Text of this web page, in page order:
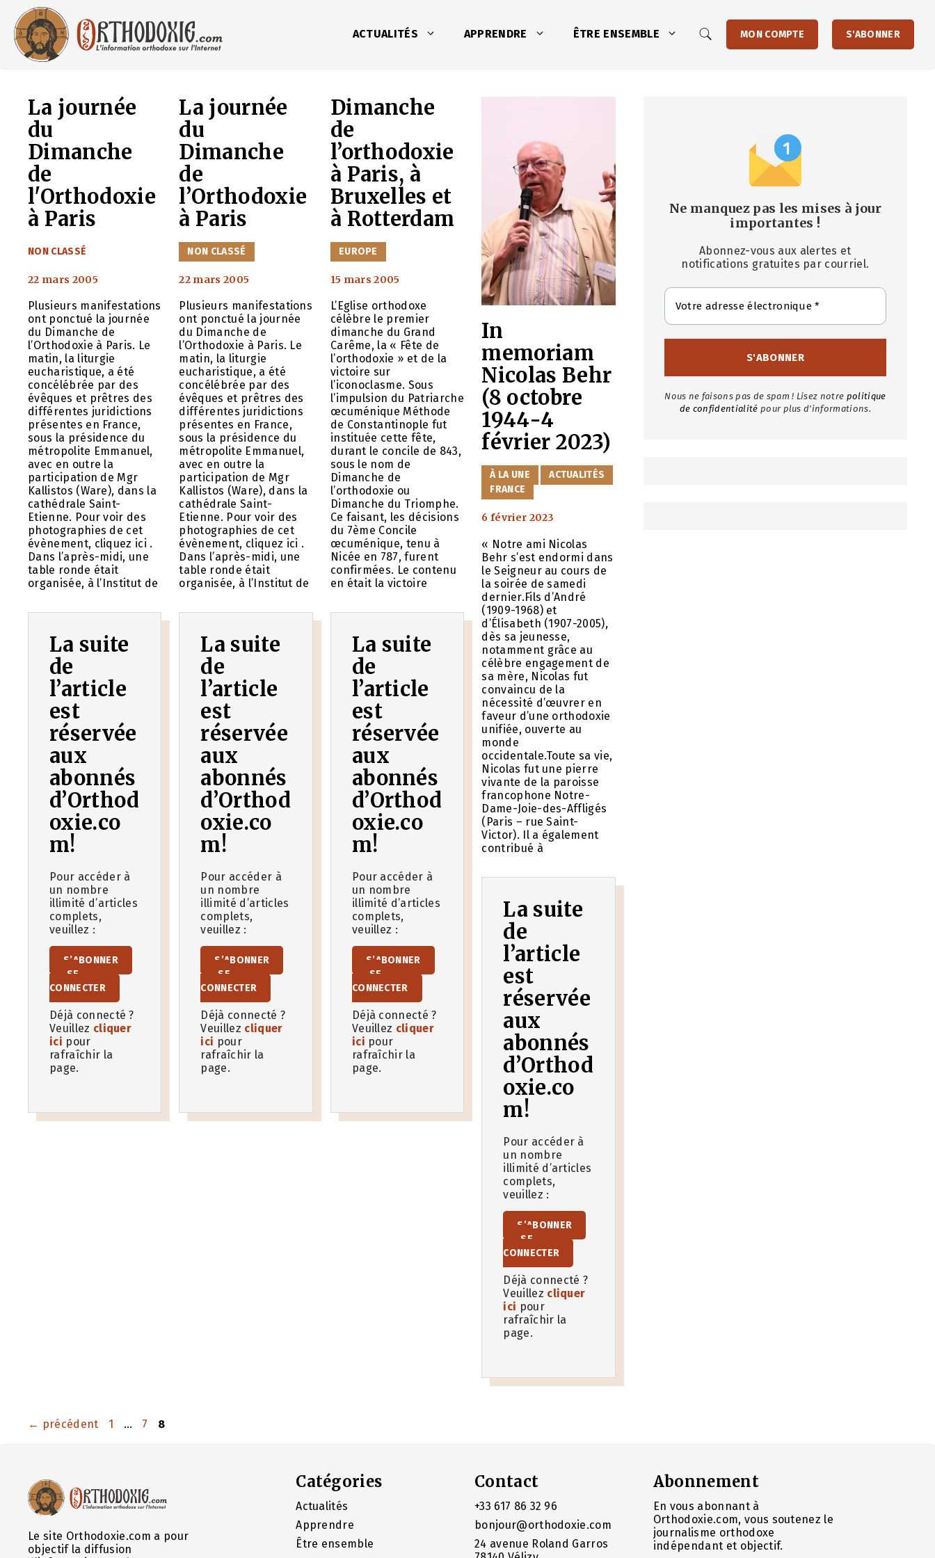
contenu
ACTUALITÉS APPRENDRE ÊTRE ENSEMBLE MON COMPTE S'ABONNER
La journée
du
Dimanche
de
l'Orthodoxie
à Paris
CATÉGORIES
NON CLASSÉ
22 mars 2005
Plusieurs manifestations
ont ponctué la journée
du Dimanche de
l’Orthodoxie à Paris. Le
matin, la liturgie
eucharistique, a été
concélébrée par des
évêques et prêtres des
différentes juridictions
présentes en France,
sous la présidence du
métropolite Emmanuel,
avec en outre la
participation de Mgr
Kallistos (Ware), dans la
cathédrale Saint-
Etienne. Pour voir des
photographies de cet
évènement, cliquez ici .
Dans l’après-midi, une
table ronde était
organisée, à l’Institut de
La suite
de
l’article
est
réservée
aux
abonnés
d’Orthod
oxie.co
m!
Pour accéder à
un nombre
illimité d’articles
complets,
veuillez :
S’ABONNER
SE
CONNECTER
Déjà connecté ?
Veuillez cliquer
ici pour
rafraîchir la
page.
La journée
du
Dimanche
de
l’Orthodoxie
à Paris
CATÉGORIES
NON CLASSÉ
22 mars 2005
Plusieurs manifestations
ont ponctué la journée
du Dimanche de
l’Orthodoxie à Paris. Le
matin, la liturgie
eucharistique, a été
concélébrée par des
évêques et prêtres des
différentes juridictions
présentes en France,
sous la présidence du
métropolite Emmanuel,
avec en outre la
participation de Mgr
Kallistos (Ware), dans la
cathédrale Saint-
Etienne. Pour voir des
photographies de cet
évènement, cliquez ici .
Dans l’après-midi, une
table ronde était
organisée, à l’Institut de
La suite
de
l’article
est
réservée
aux
abonnés
d’Orthod
oxie.co
m!
Pour accéder à
un nombre
illimité d’articles
complets,
veuillez :
S’ABONNER
SE
CONNECTER
Déjà connecté ?
Veuillez cliquer
ici pour
rafraîchir la
page.
Dimanche
de
l’orthodoxie
à Paris, à
Bruxelles et
à Rotterdam
CATÉGORIES
EUROPE
15 mars 2005
L’Eglise orthodoxe
célèbre le premier
dimanche du Grand
Carême, la « Fête de
l’orthodoxie » et de la
victoire sur
l’iconoclasme. Sous
l’impulsion du Patriarche
œcuménique Méthode
de Constantinople fut
instituée cette fête,
durant le concile de 843,
sous le nom de
Dimanche de
l’orthodoxie ou
Dimanche du Triomphe.
Ce faisant, les décisions
du 7ème Concile
œcuménique, tenu à
Nicée en 787, furent
confirmées. Le contenu
en était la victoire
La suite
de
l’article
est
réservée
aux
abonnés
d’Orthod
oxie.co
m!
Pour accéder à
un nombre
illimité d’articles
complets,
veuillez :
S’ABONNER
SE
CONNECTER
Déjà connecté ?
Veuillez cliquer
ici pour
rafraîchir la
page.
In
memoriam
Nicolas Behr
(8 octobre
1944-4
février 2023)
CATÉGORIES
À LA UNE
ACTUALITÉS
FRANCE
6 février 2023
« Notre ami Nicolas
Behr s’est endormi dans
le Seigneur au cours de
la soirée de samedi
dernier.Fils d’André
(1909-1968) et
d’Élisabeth (1907-2005),
dès sa jeunesse,
notamment grâce au
célèbre engagement de
sa mère, Nicolas fut
convaincu de la
nécessité d’œuvrer en
faveur d’une orthodoxie
unifiée, ouverte au
monde
occidentale.Toute sa vie,
Nicolas fut une pierre
vivante de la paroisse
francophone Notre-
Dame-Joie-des-Affligés
(Paris – rue Saint-
Victor). Il a également
contribué à
La suite
de
l’article
est
réservée
aux
abonnés
d’Orthod
oxie.co
m!
Pour accéder à
un nombre
illimité d’articles
complets,
veuillez :
S’ABONNER
SE
CONNECTER
Déjà connecté ?
Veuillez cliquer
ici pour
rafraîchir la
page.
← précédent Page
1 … Page
7 Page
8
Ne manquez pas les mises à jour
importantes !
Abonnez-vous aux alertes et
notifications gratuites par courriel.
Nous ne faisons pas de spam ! Lisez notre politique
de confidentialité pour plus d'informations.
Le site Orthodoxie.com a pour
objectif la diffusion
Catégories
Actualités
Apprendre
Être ensemble
Contact
+33 617 86 32 96
bonjour@orthodoxie.com
24 avenue Roland Garros
Abonnement
En vous abonnant à
Orthodoxie.com, vous soutenez le
journalisme orthodoxe
indépendant et objectif.